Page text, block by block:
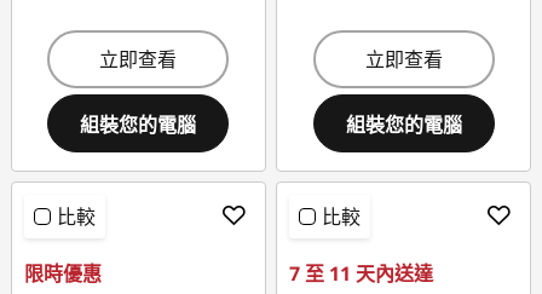
立即查看
組裝您的電腦
立即查看
組裝您的電腦
比較
限時優惠
比較
7 至 11 天內送達